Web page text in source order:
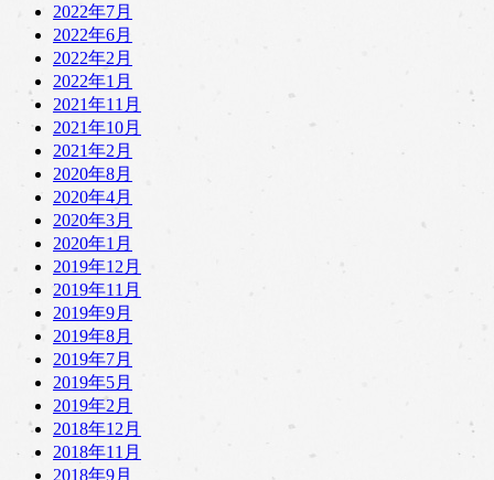
2022年7月
2022年6月
2022年2月
2022年1月
2021年11月
2021年10月
2021年2月
2020年8月
2020年4月
2020年3月
2020年1月
2019年12月
2019年11月
2019年9月
2019年8月
2019年7月
2019年5月
2019年2月
2018年12月
2018年11月
2018年9月